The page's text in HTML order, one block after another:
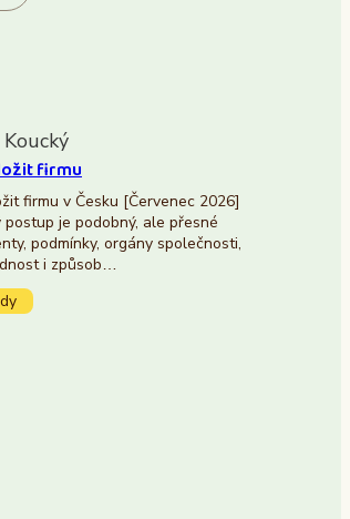
firmu
firmu v Česku [Červenec 2026]
postup je podobný, ale přesné
podmínky, orgány společnosti,
i způsob…